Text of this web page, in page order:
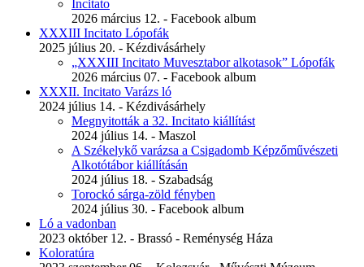
Incitato
2026 március 12. - Facebook album
XXXIII Incitato Lópofák
2025 július 20. - Kézdivásárhely
„XXXIII Incitato Muvesztabor alkotasok” Lópofák
2026 március 07. - Facebook album
XXXII. Incitato Varázs ló
2024 július 14. - Kézdivásárhely
Megnyitották a 32. Incitato kiállítást
2024 július 14. - Maszol
A Székelykő varázsa a Csigadomb Képzőművészeti
Alkotótábor kiállításán
2024 július 18. - Szabadság
Torockó sárga-zöld fényben
2024 július 30. - Facebook album
Ló a vadonban
2023 október 12. - Brassó - Reménység Háza
Koloratúra